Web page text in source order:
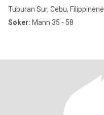
Tuburan Sur, Cebu, Filippinene
Søker: Mann 35 - 58